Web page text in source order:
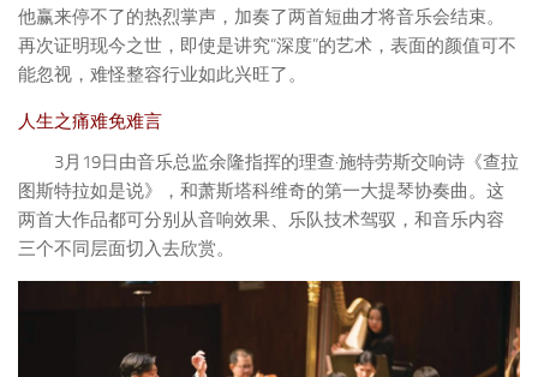
他赢来停不了的热烈掌声，加奏了两首短曲才将音乐会结束。
再次证明现今之世，即使是讲究“深度”的艺术，表面的颜值可不
能忽视，难怪整容行业如此兴旺了。
人生之痛难免难言
3月19日由音乐总监余隆指挥的理查·施特劳斯交响诗《查拉
图斯特拉如是说》，和萧斯塔科维奇的第一大提琴协奏曲。这
两首大作品都可分别从音响效果、乐队技术驾驭，和音乐内容
三个不同层面切入去欣赏。